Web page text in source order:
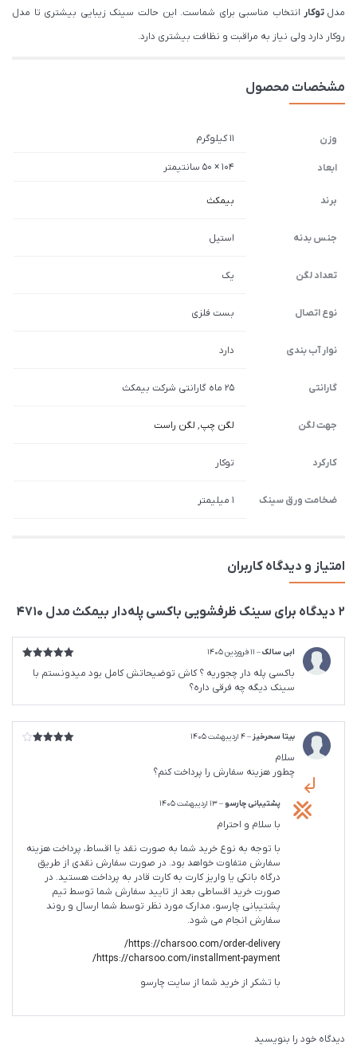
مدل توکار انتخاب مناسبی برای شماست. این حالت سینک زیبایی بیشتری تا مدل
روکار دارد ولی نیاز به مراقبت و نظافت بیشتری دارد.
مشخصات محصول
وزن 11 کیلوگرم
ابعاد 104 × 50 سانتیمتر
برند بیمکث
جنس بدنه استیل
تعداد لگن یک
نوع اتصال بست فلزی
نوار آب بندی دارد
گارانتی 25 ماه گارانتی شرکت بیمکث
جهت لگن لگن چپ, لگن راست
کارکرد توکار
ضخامت ورق سینک 1 میلیمتر
امتیاز و دیدگاه کاربران
2 دیدگاه برای سینک ظرفشویی باکسی پله‌دار بیمکث مدل 4710
5
ابی سالک– 11 فروردین 1405
باکسی پله دار چجوریه ؟ کاش توضیحاتش کامل بود میدونستم با
سینک دیگه چه فرقی داره؟
بیتا سحرخیز–4 اردیبهشت 1405
سلام
چطور هزینه سفارش را پرداخت کنم؟
پشتیبانی چارسو–13 اردیبهشت 1405
با سلام و احترام
با توجه به نوع خرید شما به صورت نقد یا اقساط، پرداخت هزینه
سفارش متفاوت خواهد بود. در صورت سفارش نقدی از طریق
درگاه بانکی یا واریز کارت به کارت قادر به پرداخت هستید. در
صورت خرید اقساطی بعد از تایید سفارش شما توسط تیم
پشتیبانی چارسو، مدارک مورد نظر توسط شما ارسال و روند
سفارش انجام می شود.
https://charsoo.com/order-delivery/
https://charsoo.com/installment-payment/
با تشکر از خرید شما از سایت چارسو
دیدگاه خود را بنویسید